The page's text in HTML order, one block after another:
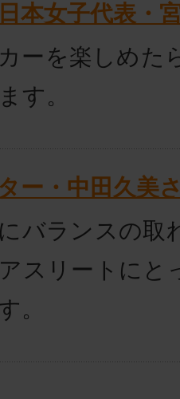
本女子代表・
ーを楽しめた
す。
ー・中田久美
バランスの取
スリートにと
。